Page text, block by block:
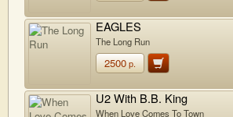
EAGLES
The Long Run
2500р.
U2 With B.B. King
When Love Comes To Town